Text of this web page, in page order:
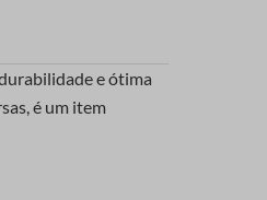
e ótima
é um item